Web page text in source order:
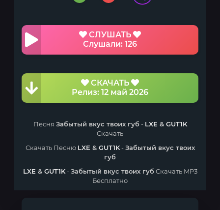
СЛУШАТЬ
Слушали: 126
СКАЧАТЬ
Релиз: 12 май 2026
Песня Забытый вкус твоих губ- LXE & GUT1K
Скачать
Скачать Песню LXE & GUT1K-Забытый вкус твоих
губ
LXE & GUT1K-Забытый вкус твоих губСкачать MP3
Бесплатно